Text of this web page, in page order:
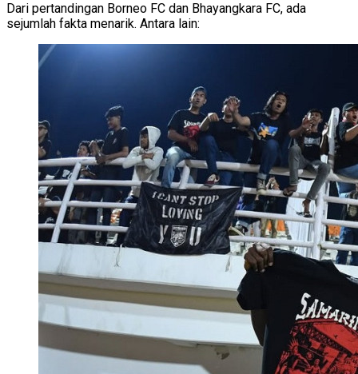
Dari pertandingan Borneo FC dan Bhayangkara FC, ada
sejumlah fakta menarik. Antara lain: